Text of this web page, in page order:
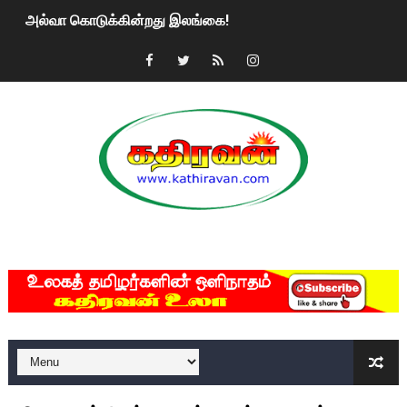
அல்வா கொடுக்கின்றது இலங்கை!
2ஆம் நாள் உக்ரைன் யுத்தம்!! எங்களைத் தனிமையில்
மகிந்த ராஜபக்சே பதவி விலக திட்டம்?
ரவுடி பேபிக்கு நடந்த தரமான சம்பவம்.. ஆபாச வீடியோக்களால்
குண்டை தூக்கிப்போட்ட ஆய்வு…. இந்தியாவின் “கோவிஷீல்டு”
யாழில் தமிழின தலைவர் பிரபாகரனின் பிறந்தநாளை
ஏர்போர்ட்டில் உதைத்த நபர் யார், என்ன நடந்தது?: உண்மையை
சீனா இலங்கையிடம் 8 மில்லியன் அமெரிக்க டொலர் நட்டஈடு